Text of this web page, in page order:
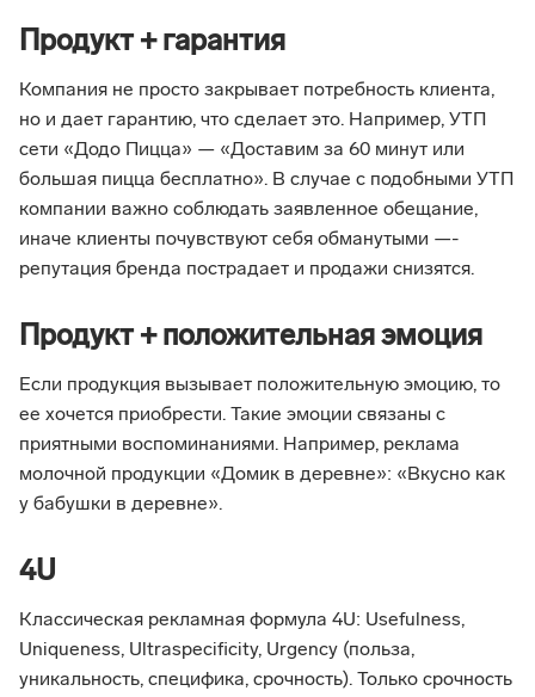
Продукт + гарантия
Компания не просто закрывает потребность клиента,
но и дает гарантию, что сделает это. Например, УТП
сети «Додо Пицца» — «Доставим за 60 минут или
большая пицца бесплатно». В случае с подобными УТП
компании важно соблюдать заявленное обещание,
иначе клиенты почувствуют себя обманутыми —-
репутация бренда пострадает и продажи снизятся.
Продукт + положительная эмоция
Если продукция вызывает положительную эмоцию, то
ее хочется приобрести. Такие эмоции связаны с
приятными воспоминаниями. Например, реклама
молочной продукции «Домик в деревне»: «Вкусно как
у бабушки в деревне».
4U
Классическая рекламная формула 4U: Usefulness,
Uniqueness, Ultraspecificity, Urgency (польза,
уникальность, специфика, срочность). Только срочность